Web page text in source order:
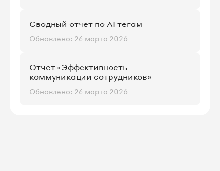
Сводный отчет по AI тегам
Обновлено: 26 марта 2026
Отчет «Эффективность
коммуникации сотрудников»
Обновлено: 26 марта 2026